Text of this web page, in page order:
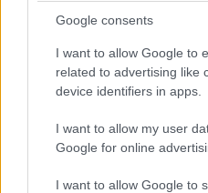
Google consents
I want to allow Google to
related to advertising like
device identifiers in apps.
I want to allow my user
Google for online
I want to allow Google to
zakresu momentu
możemy bardzo delikatnie
pokonywania przeszkód.
Przygotowany tor
sprawdzenia auta w
zarówno na